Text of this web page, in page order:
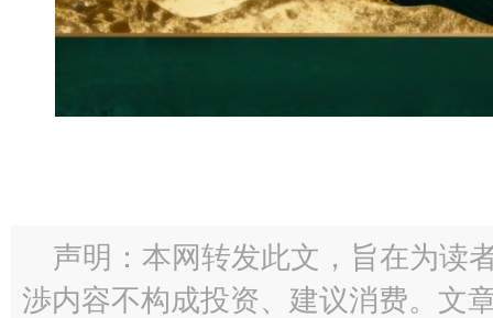
声明：本网转发此文，旨在为读
渉内容不构成投资、建议消费。文